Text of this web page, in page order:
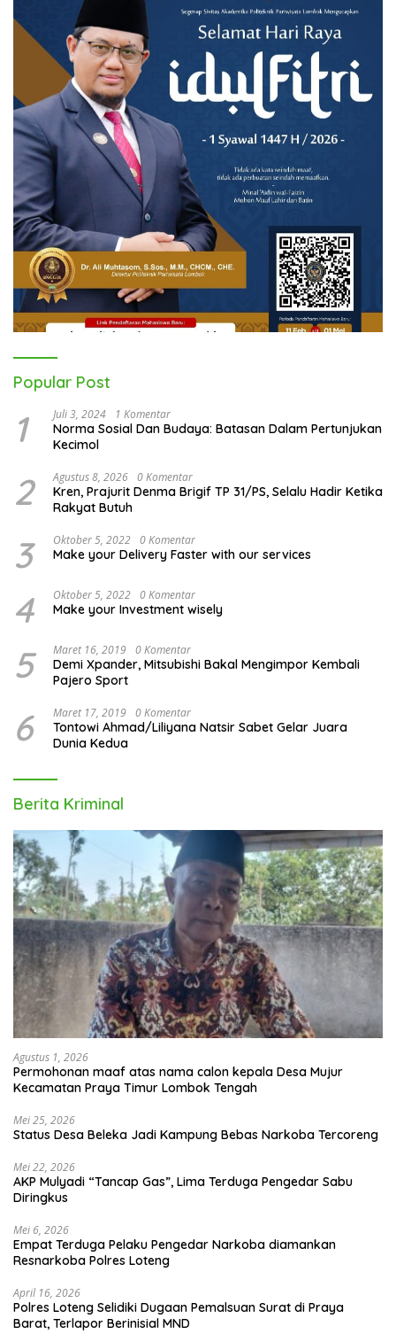
Popular Post
1 Juli 3, 2024 1 Komentar
Norma Sosial Dan Budaya: Batasan Dalam Pertunjukan
Kecimol
2 Agustus 8, 2026 0 Komentar
Kren, Prajurit Denma Brigif TP 31/PS, Selalu Hadir Ketika
Rakyat Butuh
3 Oktober 5, 2022 0 Komentar
Make your Delivery Faster with our services
4 Oktober 5, 2022 0 Komentar
Make your Investment wisely
5 Maret 16, 2019 0 Komentar
Demi Xpander, Mitsubishi Bakal Mengimpor Kembali
Pajero Sport
6 Maret 17, 2019 0 Komentar
Tontowi Ahmad/Liliyana Natsir Sabet Gelar Juara
Dunia Kedua
Berita Kriminal
Agustus 1, 2026
Permohonan maaf atas nama calon kepala Desa Mujur
Kecamatan Praya Timur Lombok Tengah
Mei 25, 2026
Status Desa Beleka Jadi ‎Kampung Bebas Narkoba Tercoreng
Mei 22, 2026
AKP Mulyadi “Tancap Gas”, Lima Terduga Pengedar Sabu
Diringkus
Mei 6, 2026
Empat Terduga Pelaku Pengedar Narkoba diamankan
Resnarkoba Polres Loteng
April 16, 2026
Polres Loteng Selidiki Dugaan Pemalsuan Surat di Praya
Barat, Terlapor Berinisial MND